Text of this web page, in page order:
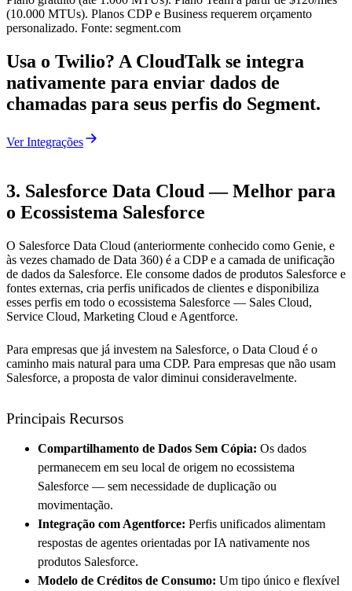
(10.000 MTUs). Planos CDP e Business requerem orçamento
personalizado. Fonte: segment.com
Usa o Twilio? A CloudTalk se integra
nativamente para enviar dados de
chamadas para seus perfis do Segment.
Ver Integrações
3. Salesforce Data Cloud — Melhor para
o Ecossistema Salesforce
O Salesforce Data Cloud (anteriormente conhecido como Genie, e
às vezes chamado de Data 360) é a CDP e a camada de unificação
de dados da Salesforce. Ele consome dados de produtos Salesforce e
fontes externas, cria perfis unificados de clientes e disponibiliza
esses perfis em todo o ecossistema Salesforce — Sales Cloud,
Service Cloud, Marketing Cloud e Agentforce.
Para empresas que já investem na Salesforce, o Data Cloud é o
caminho mais natural para uma CDP. Para empresas que não usam
Salesforce, a proposta de valor diminui consideravelmente.
Principais Recursos
Compartilhamento de Dados Sem Cópia: Os dados
permanecem em seu local de origem no ecossistema
Salesforce — sem necessidade de duplicação ou
movimentação.
Integração com Agentforce: Perfis unificados alimentam
respostas de agentes orientadas por IA nativamente nos
produtos Salesforce.
Modelo de Créditos de Consumo: Um tipo único e flexível